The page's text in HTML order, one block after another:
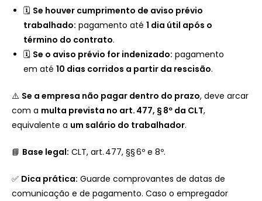
🗓 Se houver cumprimento de aviso prévio
trabalhado: pagamento até 1 dia útil após o
término do contrato.
🗓 Se o aviso prévio for indenizado: pagamento
em até 10 dias corridos a partir da rescisão.
⚠️ Se a empresa não pagar dentro do prazo, deve arcar
com a multa prevista no art. 477, § 8º da CLT,
equivalente a um salário do trabalhador.
📘 Base legal: CLT, art. 477, §§ 6º e 8º.
✅ Dica prática: Guarde comprovantes de datas de
comunicação e de pagamento. Caso o empregador